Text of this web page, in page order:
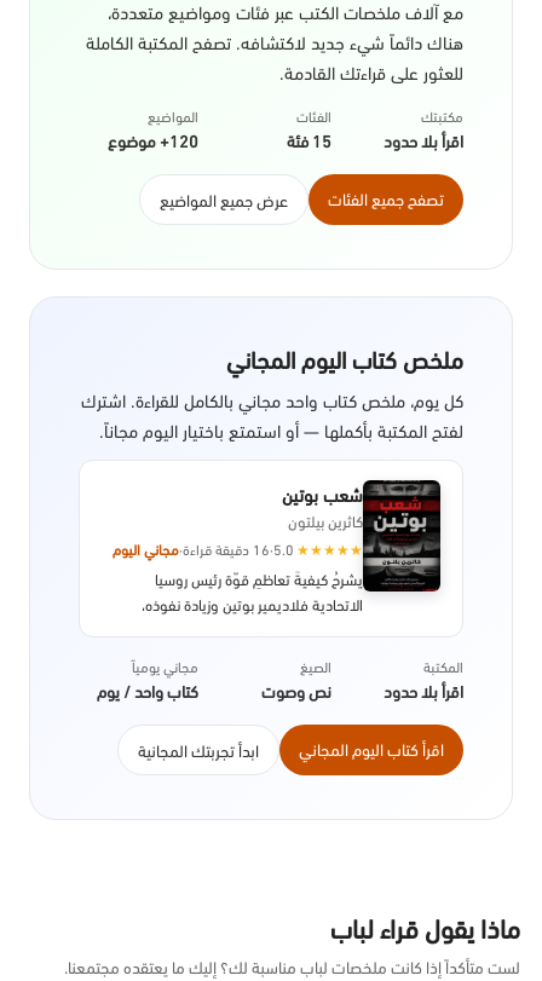
مع آلاف ملخصات الكتب عبر فئات ومواضيع متعددة،
هناك دائماً شيء جديد لاكتشافه. تصفح المكتبة الكاملة
للعثور على قراءتك القادمة.
مكتبتك
اقرأ بلا حدود
الفئات
15 فئة
المواضيع
120+ موضوع
تصفح جميع الفئات عرض جميع المواضيع
ملخص كتاب اليوم المجاني
كل يوم، ملخص كتاب واحد مجاني بالكامل للقراءة. اشترك
لفتح المكتبة بأكملها — أو استمتع باختيار اليوم مجاناً.
شعب بوتين
كاثرين بيلتون
★
★
★
★
★
5.0
·16 دقيقة قراءة ·مجاني اليوم
يشرحُ كيفيةَ تعاظمِ قوّة رئيس روسيا
الاتحادية فلاديمير بوتين وزيادة نفوذه،
أمن الدولة المعروفة بالكي جي بي ليكون
الرجل الأول في إحدى أعظم دول العالم.
ويفنّد دور بوتين في تغيير الوجهة الاقتصادية
لروسيا بعد سقوط الاتحاد السوفييتي.
المكتبة
اقرأ بلا حدود
الصيغ
نص وصوت
مجاني يومياً
كتاب واحد / يوم
اقرأ كتاب اليوم المجاني ابدأ تجربتك المجانية
ماذا يقول قراء لباب
لست متأكداً إذا كانت ملخصات لباب مناسبة لك؟ إليك ما يعتقده مجتمعنا.